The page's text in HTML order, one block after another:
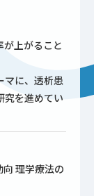
上がること
マに、透析患
究を進めてい
理学療法の